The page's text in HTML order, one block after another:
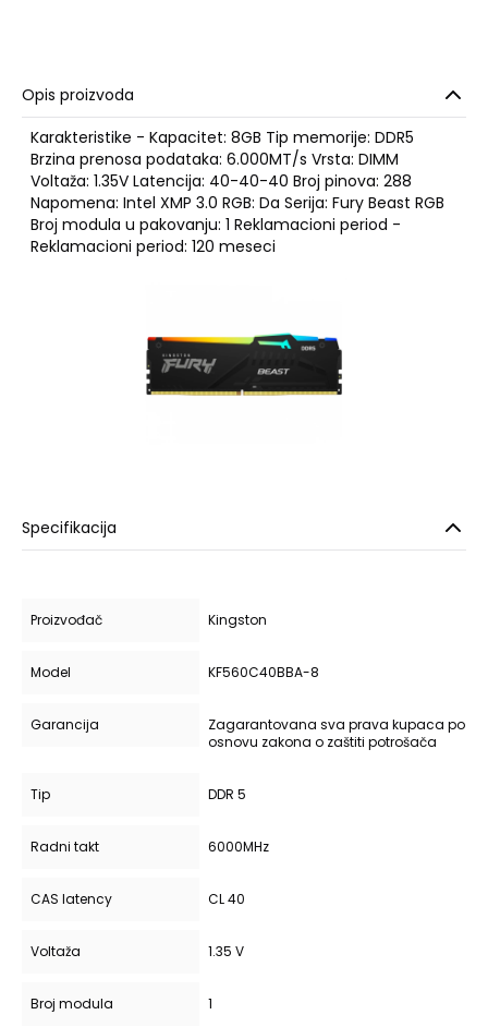
Opis proizvoda
Karakteristike - Kapacitet: 8GB Tip memorije: DDR5
Brzina prenosa podataka: 6.000MT/s Vrsta: DIMM
Voltaža: 1.35V Latencija: 40-40-40 Broj pinova: 288
Napomena: Intel XMP 3.0 RGB: Da Serija: Fury Beast RGB
Broj modula u pakovanju: 1 Reklamacioni period -
Reklamacioni period: 120 meseci
Specifikacija
Proizvođač Kingston
Model KF560C40BBA-8
Garancija
Zagarantovana sva prava kupaca po
osnovu zakona o zaštiti potrošača
Tip DDR 5
Radni takt 6000MHz
CAS latency CL 40
Voltaža 1.35 V
Broj modula 1